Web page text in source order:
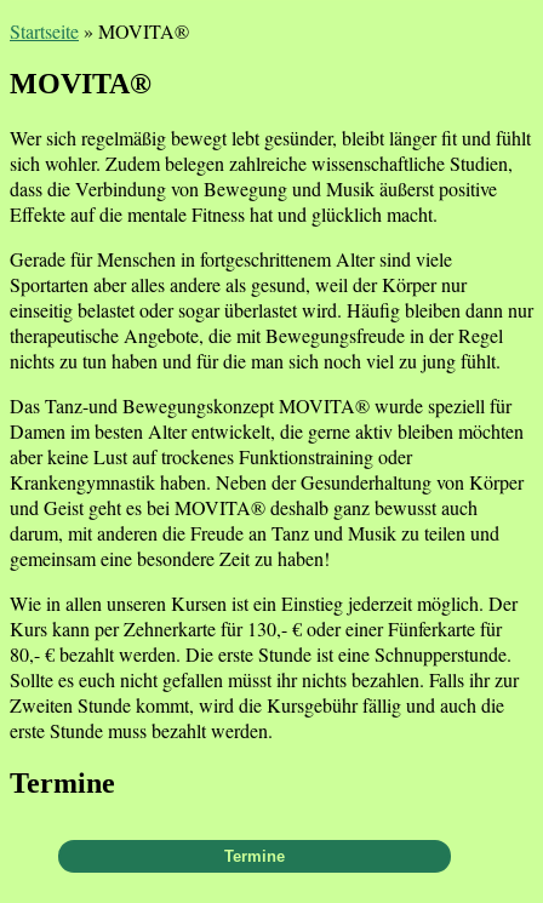
Startseite» MOVITA®
MOVITA®
Wer sich regelmäßig bewegt lebt gesünder, bleibt länger fit und fühlt
sich wohler. Zudem belegen zahlreiche wissenschaftliche Studien,
dass die Verbindung von Bewegung und Musik äußerst positive
Effekte auf die mentale Fitness hat und glücklich macht.
Gerade für Menschen in fortgeschrittenem Alter sind viele
Sportarten aber alles andere als gesund, weil der Körper nur
einseitig belastet oder sogar überlastet wird. Häufig bleiben dann nur
therapeutische Angebote, die mit Bewegungsfreude in der Regel
nichts zu tun haben und für die man sich noch viel zu jung fühlt.
Das Tanz-und Bewegungskonzept MOVITA® wurde speziell für
Damen im besten Alter entwickelt, die gerne aktiv bleiben möchten
aber keine Lust auf trockenes Funktionstraining oder
Krankengymnastik haben. Neben der Gesunderhaltung von Körper
und Geist geht es bei MOVITA® deshalb ganz bewusst auch
darum, mit anderen die Freude an Tanz und Musik zu teilen und
gemeinsam eine besondere Zeit zu haben!
Wie in allen unseren Kursen ist ein Einstieg jederzeit möglich. Der
Kurs kann per Zehnerkarte für 130,- € oder einer Fünferkarte für
80,- € bezahlt werden. Die erste Stunde ist eine Schnupperstunde.
Sollte es euch nicht gefallen müsst ihr nichts bezahlen. Falls ihr zur
Zweiten Stunde kommt, wird die Kursgebühr fällig und auch die
erste Stunde muss bezahlt werden.
Termine